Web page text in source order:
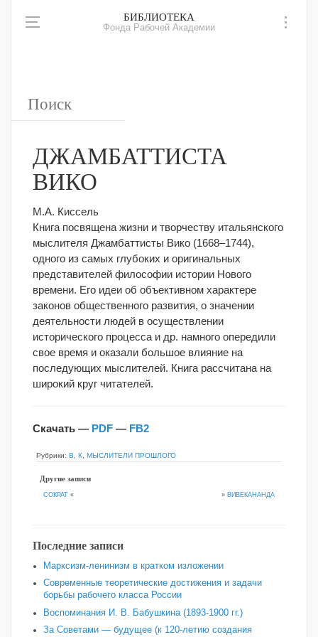
БИБЛИОТЕКА
Фонда Рабочей Академии
ДЖАМБАТТИСТА
ВИКО
М.А. Киссель
Книга посвящена жизни и творчеству итальянского
мыслителя Джамбаттисты Вико (1668–1744),
одного из самых глубоких и оригинальных
представителей философии истории Нового
времени. Его идеи об объективном характере
законов общественного развития, о значении
деятельности людей в осуществлении
исторического процесса и др. намного опередили
свое время и оказали большое влияние на
последующих мыслителей. Книга рассчитана на
широкий круг читателей.
Скачать — PDF — FB2
Рубрики: В К МЫСЛИТЕЛИ ПРОШЛОГО
Другие записи
СОКРАТ « » ВИВЕКАНАНДА
Последние записи
Марксизм-ленинизм в кратком изложении
Современные теоретические достижения и задачи
борьбы рабочего класса России
Воспоминания И. В. Бабушкина (1893-1900 гг.)
За Советами — будущее (к 120‑летию создания